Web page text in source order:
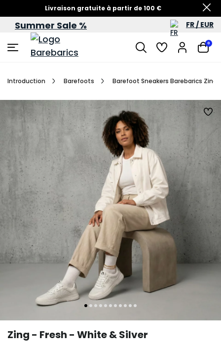
Livraison gratuite à partir de 100 €
Soldes d’été – jusqu’à -60 %
Summer Sale % FR / EUR
0
Introduction Barefoots Barefoot Sneakers Barebarics Zing
Zing - Fresh - White & Silver